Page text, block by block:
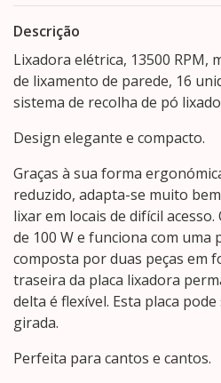
Descrição
Lixadora elétrica, 13500 RPM,
de lixamento de parede, 16
sistema de recolha de pó
Design elegante e compacto.
Graças à sua forma
reduzido, adapta-se muito
lixar em locais de difícil
de 100 W e funciona com uma
composta por duas peças em
traseira da placa lixadora
delta é flexível. Esta placa
girada.
Perfeita para cantos e cantos.